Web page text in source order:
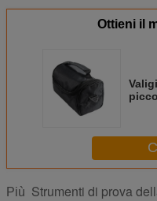
Ottieni il
Più Strumenti di prova